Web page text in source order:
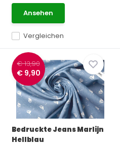
Vergleichen
Ansehen
€ 13,90
€ 9,90
Bedruckte Jeans Marlijn
Hellblau